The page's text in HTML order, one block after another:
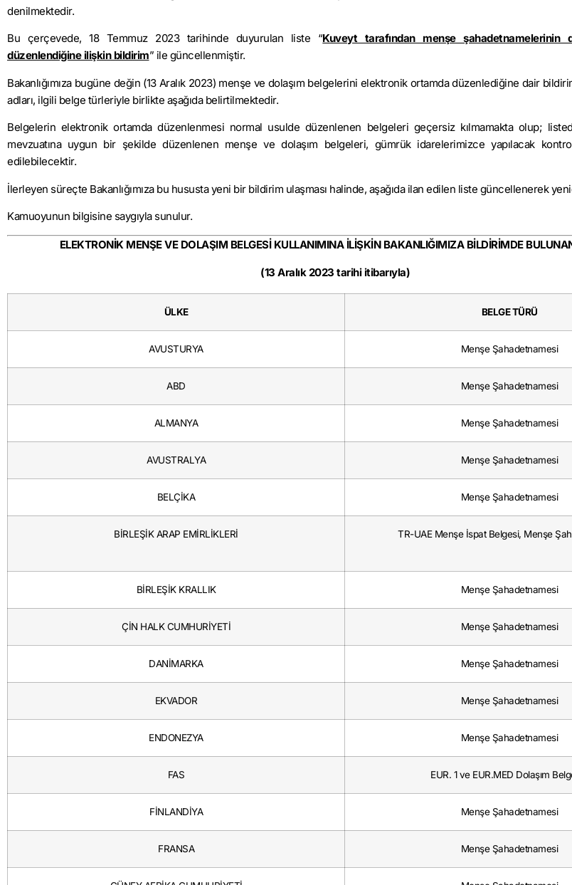
denilmektedir.
Bu çerçevede, 18 Temmuz 2023 tarihinde duyurulan liste “Kuveyt tarafından menşe şahadetnamelerinin
düzenlendiğine ilişkin bildirim” ile güncellenmiştir.
Bakanlığımıza bugüne değin (13 Aralık 2023) menşe ve dolaşım belgelerini elektronik ortamda düzenlediğine dair
adları, ilgili belge türleriyle birlikte aşağıda belirtilmektedir.
Belgelerin elektronik ortamda düzenlenmesi normal usulde düzenlenen belgeleri geçersiz kılmamakta olup;
mevzuatına uygun bir şekilde düzenlenen menşe ve dolaşım belgeleri, gümrük idarelerimizce yapılacak
edilebilecektir.
İlerleyen süreçte Bakanlığımıza bu hususta yeni bir bildirim ulaşması halinde, aşağıda ilan edilen liste güncellenerek
Kamuoyunun bilgisine saygıyla sunulur.
ELEKTRONİK MENŞE VE DOLAŞIM BELGESİ KULLANIMINA İLİŞKİN BAKANLIĞIMIZA BİLDİRİMDE
(13 Aralık 2023 tarihi itibarıyla)
ÜLKE BELGE TÜRÜ
AVUSTURYA Menşe Şahadetnamesi
ABD Menşe Şahadetnamesi
ALMANYA Menşe Şahadetnamesi
AVUSTRALYA Menşe Şahadetnamesi
BELÇİKA Menşe Şahadetnamesi
BİRLEŞİK ARAP EMİRLİKLERİ TR-UAE Menşe İspat Belgesi, Menşe
BİRLEŞİK KRALLIK Menşe Şahadetnamesi
ÇİN HALK CUMHURİYETİ Menşe Şahadetnamesi
DANİMARKA Menşe Şahadetnamesi
EKVADOR Menşe Şahadetnamesi
ENDONEZYA Menşe Şahadetnamesi
FAS EUR. 1 ve EUR.MED Dolaşım
FİNLANDİYA Menşe Şahadetnamesi
FRANSA Menşe Şahadetnamesi